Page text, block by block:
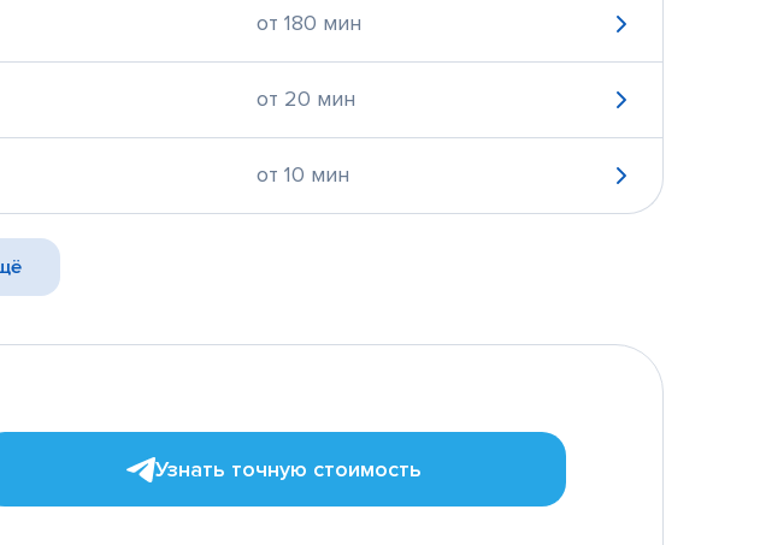
от 180 мин
от 20 мин
от 10 мин
Узнать точную стоимость